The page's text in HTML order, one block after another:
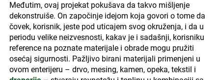
Međutim, ovaj projekat pokušava da takvo mišljenje
dekonstruiše. On započinje idejom koja govori o tome da
čovek, korisnik, jeste pod uticajem svog okruženja, i da u
periodu velike neizvesnosti, kakav je i sadašnji, korisniku
reference na poznate materijale i obrade mogu pružiti
osećaj sigurnosti. Pažljivo birani materijali primenjeni u
ovom enterijeru – drvo, mesing, kamen, opeka, tekstil i